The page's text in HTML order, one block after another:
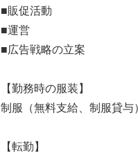
■販促活動
■運営
■広告戦略の立案
【勤務時の服装】
制服（無料支給、制服貸与
【転勤】